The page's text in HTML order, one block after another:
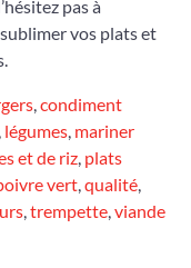
pas à
vos plats et
,condiment
, légumes, mariner
et de riz, plats
vert,qualité,
,trempette,viande